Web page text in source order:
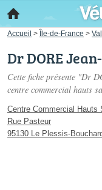
Accueil > Île-de-France >
Dr DORE
Cette fiche présente "Dr
centre commercial hauts
Centre Commercial Hauts
Rue Pasteur
95130 Le Plessis-